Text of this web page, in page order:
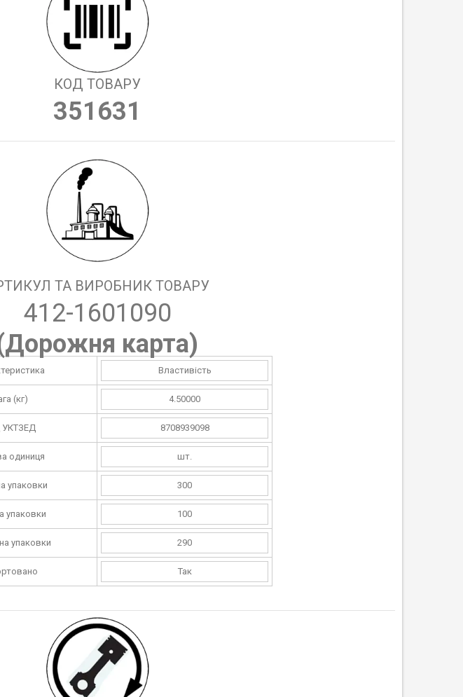
КОД ТОВАРУ
351631
ТА ВИРОБНИК ТОВАРУ
412-1601090
Дорожня карта)
Властивість
(кг) 4.50000
УКТЗЕД 8708939098
одиниця шт.
упаковки 300
упаковки 100
упаковки 290
Так